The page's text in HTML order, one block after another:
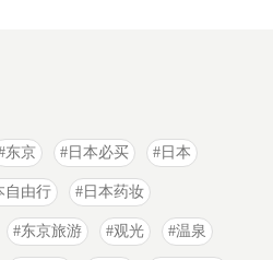
东京 日本必买 日本
自由行 日本药妆
东京旅游 观光 温泉